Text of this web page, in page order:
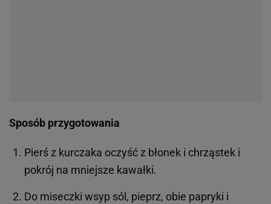
Sposób przygotowania
Pierś z kurczaka oczyść z błonek i chrząstek i
pokrój na mniejsze kawałki.
Do miseczki wsyp sól, pieprz, obie papryki i